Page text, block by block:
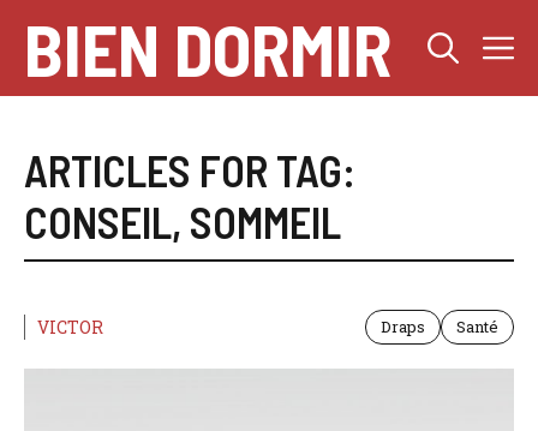
contenu
BIEN DORMIR
ARTICLES FOR TAG:
CONSEIL, SOMMEIL
VICTOR Draps Santé